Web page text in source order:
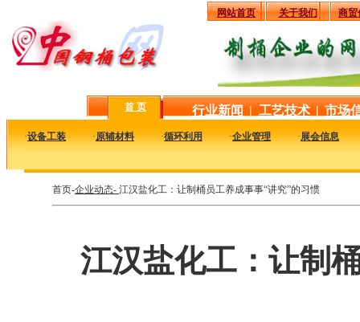
网站首页 关于我们 商贸
首 页 行业新闻 | 工艺技术 | 市场
·设备工装 ·原辅材料 ·循环利用 ·企业管理 ·展会信息
首页-企业动态- 江汉盐化工：让制桶员工养成事事“讲究”的习惯
江汉盐化工：让制